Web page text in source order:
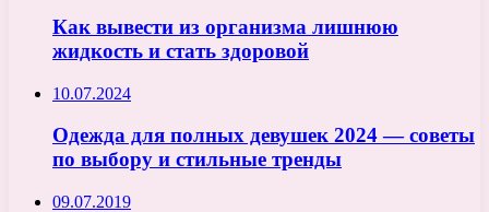
Как вывести из организма лишнюю
жидкость и стать здоровой
10.07.2024
Одежда для полных девушек 2024 — советы
по выбору и стильные тренды
09.07.2019